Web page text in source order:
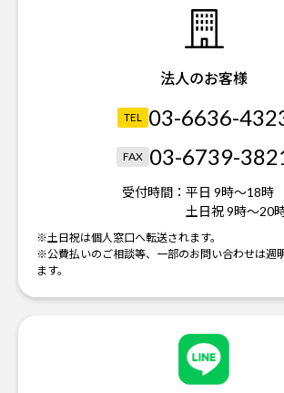
法人のお客様
TEL 03-6636-
FAX 03-6739-
受付時間： 平日 9時～18時
土日祝 9時～20
※土日祝は個人窓口へ転送されます。
※公費払いのご相談等、一部のお問い合わせは週
ます。